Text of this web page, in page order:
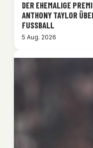
DER EHEMALIGE
ANTHONY TAYLOR
FUSSBALL
5 Aug. 2026